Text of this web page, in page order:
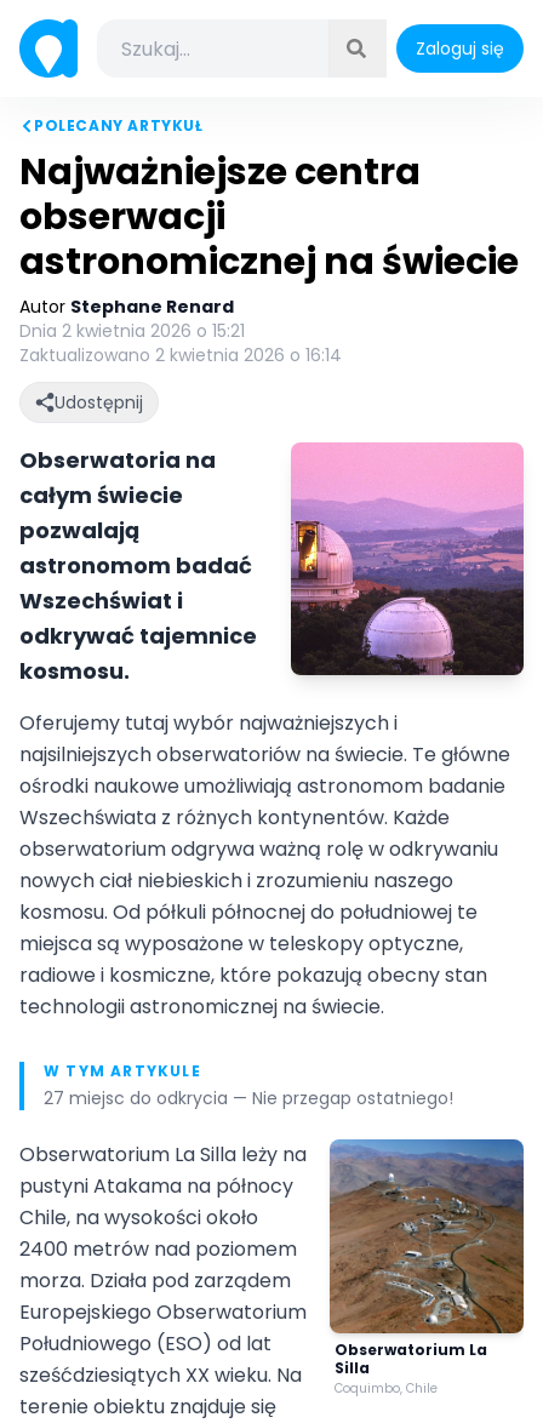
Zaloguj się
POLECANY ARTYKUŁ
Najważniejsze centra
obserwacji
astronomicznej na świecie
Autor Stephane Renard
Dnia 2 kwietnia 2026 o 15:21
Zaktualizowano 2 kwietnia 2026 o 16:14
Udostępnij
Obserwatoria na
całym świecie
pozwalają
astronomom badać
Wszechświat i
odkrywać tajemnice
kosmosu.
Oferujemy tutaj wybór najważniejszych i
najsilniejszych obserwatoriów na świecie. Te główne
ośrodki naukowe umożliwiają astronomom badanie
Wszechświata z różnych kontynentów. Każde
obserwatorium odgrywa ważną rolę w odkrywaniu
nowych ciał niebieskich i zrozumieniu naszego
kosmosu. Od półkuli północnej do południowej te
miejsca są wyposażone w teleskopy optyczne,
radiowe i kosmiczne, które pokazują obecny stan
technologii astronomicznej na świecie.
W TYM ARTYKULE
27 miejsc do odkrycia — Nie przegap ostatniego!
Obserwatorium La
Silla
Coquimbo, Chile
Obserwatorium La Silla leży na
pustyni Atakama na północy
Chile, na wysokości około
2400 metrów nad poziomem
morza. Działa pod zarządem
Europejskiego Obserwatorium
Południowego (ESO) od lat
sześćdziesiątych XX wieku. Na
terenie obiektu znajduje się